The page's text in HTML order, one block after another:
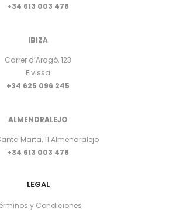
+34 613 003 478
IBIZA
Carrer d’Aragó, 123
Eivissa
+34 625 096 245
ALMENDRALEJO
Marta, 11 Almendralejo
+34 613 003 478
LEGAL
y Condiciones